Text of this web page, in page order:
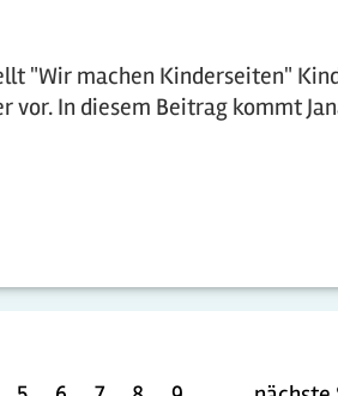
"Wir machen Kinderseiten"
In diesem Beitrag kommt